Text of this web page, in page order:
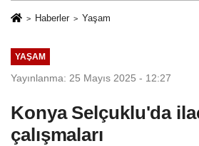
Haberler Yaşam
YAŞAM
Yayınlanma: 25 Mayıs 2025 - 12:27
Konya Selçuklu'da
çalışmaları